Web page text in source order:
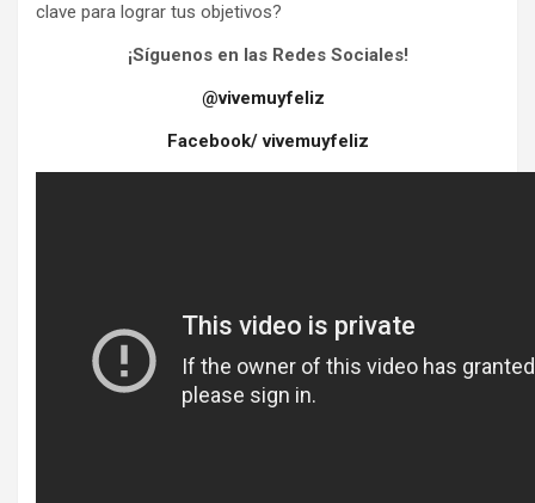
clave para lograr tus objetivos?
¡Síguenos en las Redes Sociales!
@vivemuyfeliz
Facebook/ vivemuyfeliz